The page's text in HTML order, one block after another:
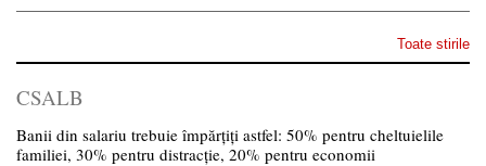
Toate stirile
CSALB
Banii din salariu trebuie împărțiți astfel: 50% pentru cheltuielile
familiei, 30% pentru distracție, 20% pentru economii